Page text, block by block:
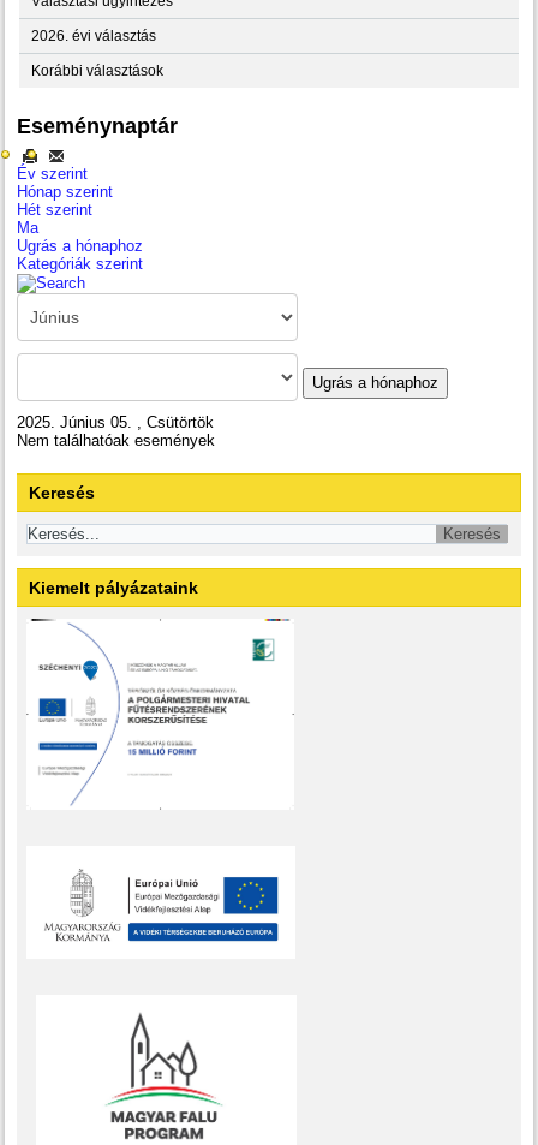
2026. évi választás
Korábbi választások
Eseménynaptár
Év szerint
Hónap szerint
Hét szerint
Ma
Ugrás a hónaphoz
Kategóriák szerint
Ugrás a hónaphoz
2025. Június 05. , Csütörtök
Nem találhatóak események
Keresés
Kiemelt pályázataink